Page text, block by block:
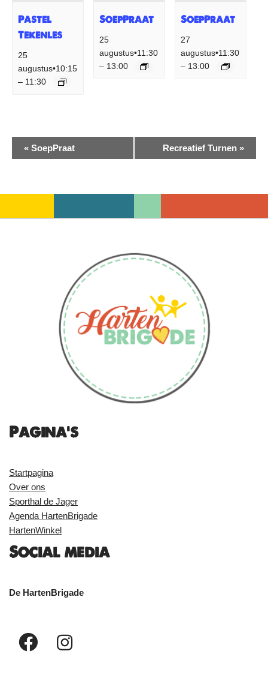
Pastel
Tekenles
25
augustus•10:15
– 11:30
SoepPraat
25
augustus•11:30
– 13:00
SoepPraat
27
augustus•11:30
– 13:00
Evenement
« SoepPraat Recreatief Turnen »
Pagina's
Startpagina
Over ons
Sporthal de Jager
Agenda HartenBrigade
HartenWinkel
Social media
De HartenBrigade